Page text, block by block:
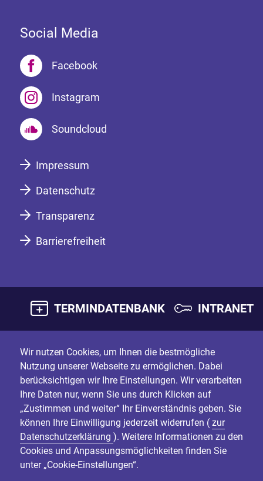
Social Media
Facebook
Instagram
Soundcloud
Impressum
Datenschutz
Transparenz
Barrierefreiheit
TERMINDATENBANK INTRANET
Wir nutzen Cookies, um Ihnen die bestmögliche
Nutzung unserer Webseite zu ermöglichen. Dabei
berücksichtigen wir Ihre Einstellungen. Wir verarbeiten
Ihre Daten nur, wenn Sie uns durch Klicken auf
„Zustimmen und weiter“ Ihr Einverständnis geben. Sie
können Ihre Einwilligung jederzeit widerrufen ( zur
Datenschutzerklärung ). Weitere Informationen zu den
Cookies und Anpassungsmöglichkeiten finden Sie
unter „Cookie-Einstellungen“.